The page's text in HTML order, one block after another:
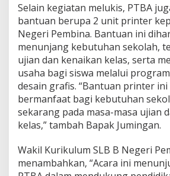
Selain kegiatan melukis, PTBA
bantuan berupa 2 unit printer
Negeri Pembina. Bantuan ini
menunjang kebutuhan sekolah,
ujian dan kenaikan kelas, serta
usaha bagi siswa melalui
desain grafis. “Bantuan printer
bermanfaat bagi kebutuhan
sekarang pada masa-masa ujian
kelas,” tambah Bapak Jumingan.
Wakil Kurikulum SLB B Negeri
menambahkan, “Acara ini